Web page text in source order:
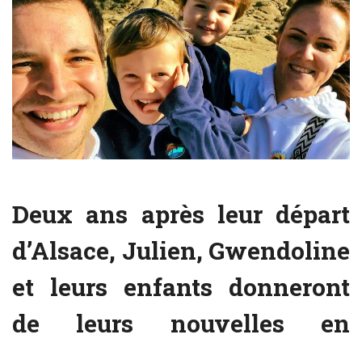
Deux ans après leur départ
d’Alsace, Julien, Gwendoline
et leurs enfants donneront
de leurs nouvelles en